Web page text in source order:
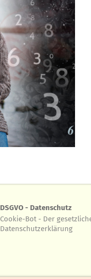
DSGVO - Datenschutz
Cookie-Bot - Der
Datenschutzerklärung